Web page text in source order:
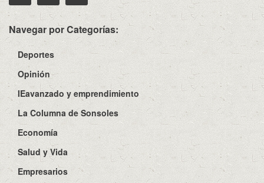
Navegar por Categorías:
Deportes
Opinión
IEavanzado y emprendimiento
La Columna de Sonsoles
Economía
Salud y Vida
Empresarios